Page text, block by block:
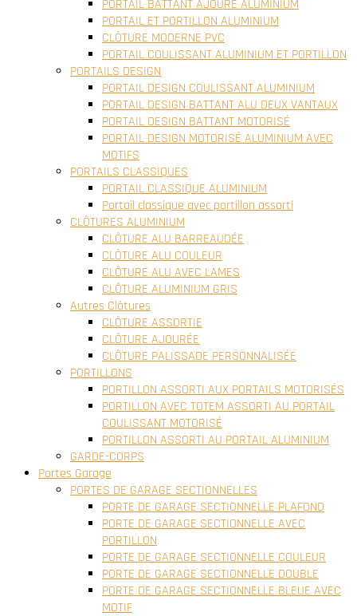
PORTAIL BATTANT AJOURE ALUMINIUM
PORTAIL ET PORTILLON ALUMINIUM
CLÔTURE MODERNE PVC
PORTAIL COULISSANT ALUMINIUM ET PORTILLON
PORTAILS DESIGN
PORTAIL DESIGN COULISSANT ALUMINIUM
PORTAIL DESIGN BATTANT ALU DEUX VANTAUX
PORTAIL DESIGN BATTANT MOTORISÉ
PORTAIL DESIGN MOTORISÉ ALUMINIUM AVEC
MOTIFS
PORTAILS CLASSIQUES
PORTAIL CLASSIQUE ALUMINIUM
Portail classique avec portillon assorti
CLÔTURES ALUMINIUM
CLÔTURE ALU BARREAUDÉE
CLÔTURE ALU COULEUR
CLÔTURE ALU AVEC LAMES
CLÔTURE ALUMINIUM GRIS
Autres Clôtures
CLÔTURE ASSORTIE
CLÔTURE AJOURÉE
CLÔTURE PALISSADE PERSONNALISÉE
PORTILLONS
PORTILLON ASSORTI AUX PORTAILS MOTORISÉS
PORTILLON AVEC TOTEM ASSORTI AU PORTAIL
COULISSANT MOTORISÉ
PORTILLON ASSORTI AU PORTAIL ALUMINIUM
GARDE-CORPS
Portes Garage
PORTES DE GARAGE SECTIONNELLES
PORTE DE GARAGE SECTIONNELLE PLAFOND
PORTE DE GARAGE SECTIONNELLE AVEC
PORTILLON
PORTE DE GARAGE SECTIONNELLE COULEUR
PORTE DE GARAGE SECTIONNELLE DOUBLE
PORTE DE GARAGE SECTIONNELLE BLEUE AVEC
MOTIF